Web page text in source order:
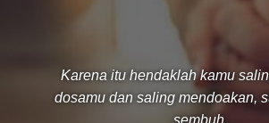
Karena itu hendaklah kamu
dosamu dan saling mendoakan,
sembuh.